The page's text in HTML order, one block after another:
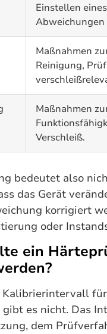
Einstellen
Maßnahmen
Reinigung,
Maßnahmen
Verschleiß.
bedeutet also
das Gerät
korrigiert
oder
ein
Kalibrierintervall
es nicht. Das
dem